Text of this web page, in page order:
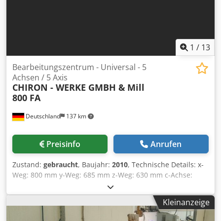
Strom in unserem Lager. Mimu Werkzeugmaschinen
(Italien)
1 / 13
Deutschland 137 km
Bearbeitungszentrum - Universal - 5
Achsen / 5 Axis
CHIRON - WERKE GMBH & Mill
800 FA
Preisinfo Anrufen
Zustand: gebraucht, Baujahr: 2010, Technische Details: x-
Weg: 800 mm y-Weg: 685 mm z-Weg: 630 mm c-Achse:
360° (Planscheibe-Tisch) Steuerung: Siemens 840D Power
Line Spindeldrehzahl:: 10.500 - 20.000 U/min Drehmoment
an der Spindel: 180 Nm Werkzeugaufnahme: HSK -A63 DIN
69893 Werkzeugmagazin mit: 40 places Anzahl der Tische:
Kleinanzeige